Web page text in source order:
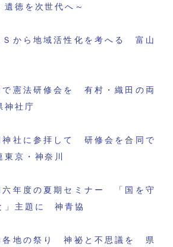
徳を次世代へ～
Ｓから地域活性化を考へる 富山
で憲法研修会を 有村・織田の両
社庁
神社に参拝して 研修会を合同で
京・神奈川
六年度の夏期セミナー 「国を守
」主題に 神青協
各地の祭り 神祕と不思議を 県